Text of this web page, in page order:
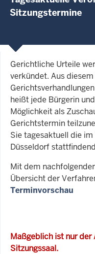
Sitzungstermine
Gerichtliche Urteile
verkündet. Aus
heißt jede Bürgerin
Möglichkeit als
Gerichtstermin
Sie tagesaktuell die
Düsseldorf
Mit dem
Übersicht der
Terminvorschau
Maßgeblich ist nur der
Sitzungssaal.